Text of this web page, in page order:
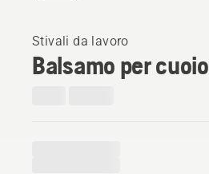
Stivali da lavoro
Balsamo per cuoio